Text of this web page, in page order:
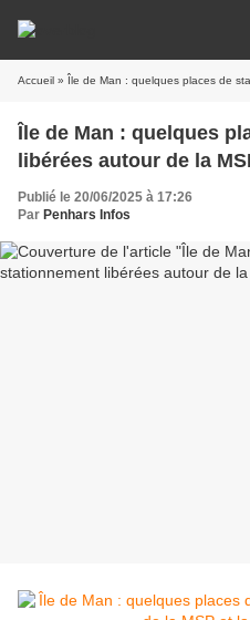
Accueil » Île de Man : quelques places de
Île de Man : quelques
libérées autour de la
Publié le 20/06/2025 à 17:26
Par Penhars Infos